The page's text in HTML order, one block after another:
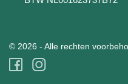
© 2026 - Alle rechten